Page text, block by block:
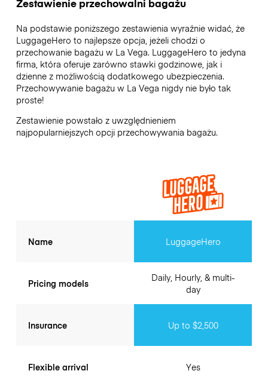
Zestawienie przechowalni bagażu
Na podstawie poniższego zestawienia wyraźnie widać, że
LuggageHero to najlepsze opcja, jeżeli chodzi o
przechowanie bagażu w La Vega. LuggageHero to jedyna
firma, która oferuje zarówno stawki godzinowe, jak i
dzienne z możliwością dodatkowego ubezpieczenia.
Przechowywanie bagażu w La Vega nigdy nie było tak
proste!
Zestawienie powstało z uwzględnieniem
najpopularniejszych opcji przechowywania bagażu.
Name
Pricing models
Insurance
Flexible arrival
LuggageHero
Daily, Hourly, & multi-
day
Up to $2,500
Yes